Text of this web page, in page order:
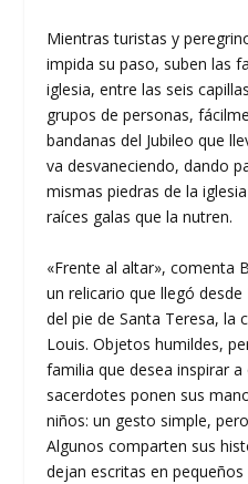
Mientras turistas y
impida su paso, suben las
iglesia, entre las seis
grupos de personas,
bandanas del Jubileo que
va desvaneciendo, dando
mismas piedras de la
raíces galas que la nutren.
«Frente al altar», comenta
un relicario que llegó
del pie de Santa Teresa, la
Louis. Objetos humildes,
familia que desea inspirar
sacerdotes ponen sus
niños: un gesto simple,
Algunos comparten sus
dejan escritas en